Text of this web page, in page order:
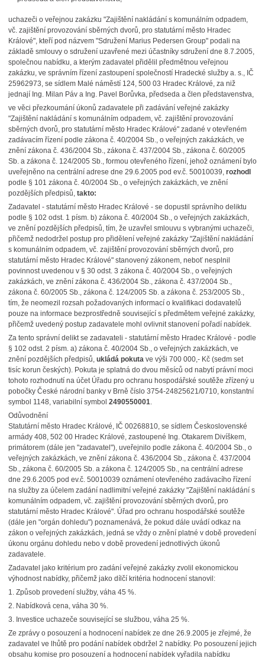
uchazeči o veřejnou zakázku "Zajištění nakládání s komunálním odpadem,
vč. zajištění provozování sběrných dvorů, pro statutární město Hradec
Králové", kteří pod názvem "Sdružení Marius Pedersen Group" podali na
základě smlouvy o sdružení uzavřené mezi účastníky sdružení dne 8.7.2005,
společnou nabídku, a kterým zadavatel přidělil předmětnou veřejnou
zakázku, ve správním řízení zastoupení společností Hradecké služby a. s., IČ
25962973, se sídlem Malé náměstí 124, 500 03 Hradec Králové, za niž
jednají Ing. Milan Páv a Ing. Pavel Borůvka, předseda a člen představenstva,
ve věci přezkoumání úkonů zadavatele při zadávání veřejné zakázky
"Zajištění nakládání s komunálním odpadem, vč. zajištění provozování
sběrných dvorů, pro statutární město Hradec Králové" zadané v otevřeném
zadávacím řízení podle zákona č. 40/2004 Sb., o veřejných zakázkách, ve
znění zákona č. 436/2004 Sb., zákona č. 437/2004 Sb., zákona č. 60/2005
Sb. a zákona č. 124/2005 Sb., formou otevřeného řízení, jehož oznámení bylo
uveřejněno na centrální adrese dne 29.6.2005 pod ev.č. 50010039, rozhodl
podle § 101 zákona č. 40/2004 Sb., o veřejných zakázkách, ve znění
pozdějších předpisů, takto:
Zadavatel - statutární město Hradec Králové - se dopustil správního deliktu
podle § 102 odst. 1 písm. b) zákona č. 40/2004 Sb., o veřejných zakázkách,
ve znění pozdějších předpisů, tím, že uzavřel smlouvu s vybranými uchazeči,
přičemž nedodržel postup pro přidělení veřejné zakázky "Zajištění nakládání
s komunálním odpadem, vč. zajištění provozování sběrných dvorů, pro
statutární město Hradec Králové" stanovený zákonem, neboť nesplnil
povinnost uvedenou v § 30 odst. 3 zákona č. 40/2004 Sb., o veřejných
zakázkách, ve znění zákona č. 436/2004 Sb., zákona č. 437/2004 Sb.,
zákona č. 60/2005 Sb., zákona č. 124/2005 Sb. a zákona č. 253/2005 Sb.,
tím, že neomezil rozsah požadovaných informací o kvalifikaci dodavatelů
pouze na informace bezprostředně související s předmětem veřejné zakázky,
přičemž uvedený postup zadavatele mohl ovlivnit stanovení pořadí nabídek.
Za tento správní delikt se zadavateli - statutární město Hradec Králové - podle
§ 102 odst. 2 písm. a) zákona č. 40/2004 Sb., o veřejných zakázkách, ve
znění pozdějších předpisů, ukládá pokutave výši 700 000,- Kč (sedm set
tisíc korun českých). Pokuta je splatná do dvou měsíců od nabytí právní moci
tohoto rozhodnutí na účet Úřadu pro ochranu hospodářské soutěže zřízený u
pobočky České národní banky v Brně číslo 3754-24825621/0710, konstantní
symbol 1148, variabilní symbol 2490550001.
Odůvodnění
Statutární město Hradec Králové, IČ 00268810, se sídlem Československé
armády 408, 502 00 Hradec Králové, zastoupené Ing. Otakarem Divíškem,
primátorem (dále jen "zadavatel"), uveřejnilo podle zákona č. 40/2004 Sb., o
veřejných zakázkách, ve znění zákona č. 436/2004 Sb., zákona č. 437/2004
Sb., zákona č. 60/2005 Sb. a zákona č. 124/2005 Sb., na centrální adrese
dne 29.6.2005 pod ev.č. 50010039 oznámení otevřeného zadávacího řízení
na služby za účelem zadání nadlimitní veřejné zakázky "Zajištění nakládání s
komunálním odpadem, vč. zajištění provozování sběrných dvorů, pro
statutární město Hradec Králové". Úřad pro ochranu hospodářské soutěže
(dále jen "orgán dohledu") poznamenává, že pokud dále uvádí odkaz na
zákon o veřejných zakázkách, jedná se vždy o znění platné v době provedení
úkonu orgánu dohledu nebo v době provedení jednotlivých úkonů
zadavatele.
Zadavatel jako kritérium pro zadání veřejné zakázky zvolil ekonomickou
výhodnost nabídky, přičemž jako dílčí kritéria hodnocení stanovil:
1. Způsob provedení služby, váha 45 %.
2. Nabídková cena, váha 30 %.
3. Investice uchazeče související se službou, váha 25 %.
Ze zprávy o posouzení a hodnocení nabídek ze dne 26.9.2005 je zřejmé, že
zadavatel ve lhůtě pro podání nabídek obdržel 2 nabídky. Po posouzení jejich
obsahu komise pro posouzení a hodnocení nabídek vyřadila nabídku